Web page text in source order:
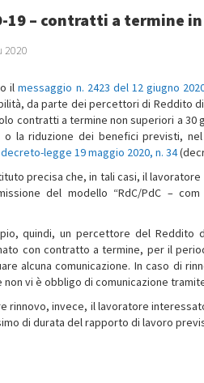
19 – contratti a termine
2020
ilmessaggio n. 2423 del 12 giugno
da parte dei percettori di Reddito
contratti a termine non superiori a 30
la riduzione dei benefici previsti,
decreto-legge 19 maggio 2020, n. 34
precisa che, in tali casi, il
del modello “RdC/PdC –
quindi, un percettore del Reddito
con contratto a termine, per il
alcuna comunicazione. In caso di
vi è obbligo di comunicazione
rinnovo, invece, il lavoratore
di durata del rapporto di lavoro